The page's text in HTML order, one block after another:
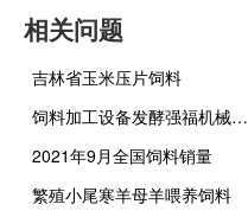
相关问题
吉林省玉米压片饲料
饲料加工设备发酵强福机械定制
2021年9月全国饲料销量
繁殖小尾寒羊母羊喂养饲料